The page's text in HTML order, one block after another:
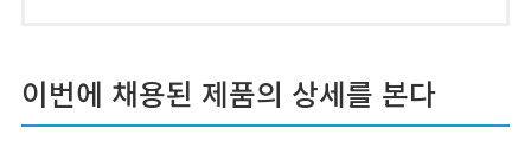
이번에 채용된 제품의 상세를 본다